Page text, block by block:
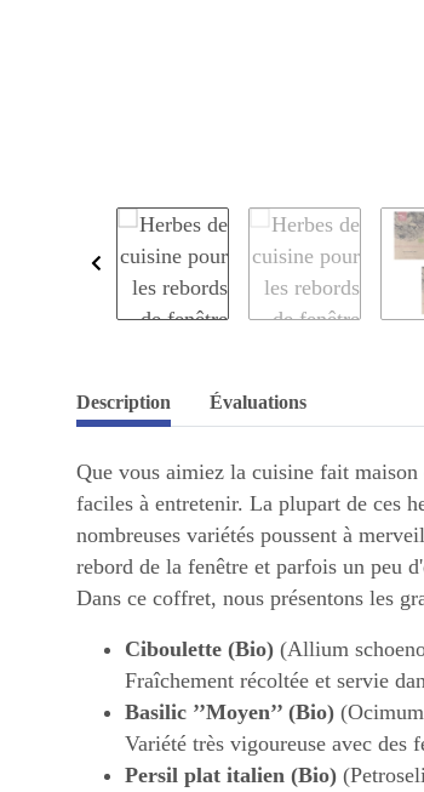
Description Évaluations
Que vous aimiez la cuisine fait
faciles à entretenir. La plupart de ces
nombreuses variétés poussent à
rebord de la fenêtre et parfois un peu
Dans ce coffret, nous présentons les
Ciboulette (Bio) (Allium
Fraîchement récoltée et servie
Basilic ’’Moyen’’ (Bio)
Variété très vigoureuse avec des
Persil plat italien (Bio)